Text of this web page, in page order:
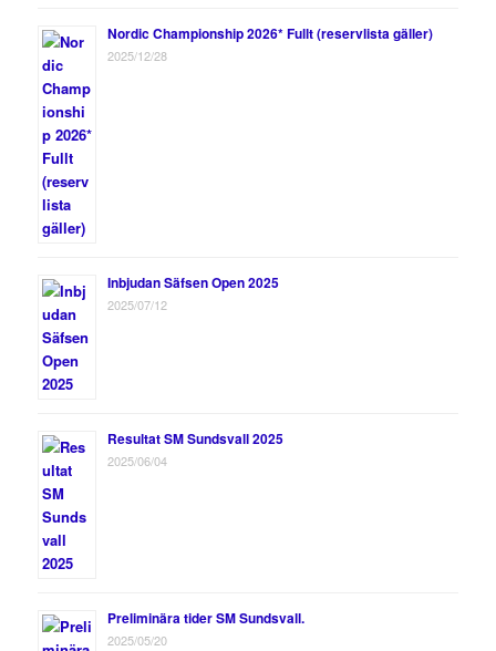
Nordic Championship 2026* Fullt (reservlista gäller)
2025/12/28
Inbjudan Säfsen Open 2025
2025/07/12
Resultat SM Sundsvall 2025
2025/06/04
Preliminära tider SM Sundsvall.
2025/05/20